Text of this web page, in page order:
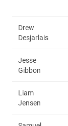
Drew
Desjarlais
Jesse
Gibbon
Liam
Jensen